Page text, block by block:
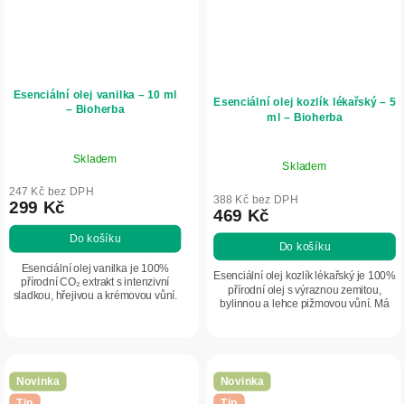
Esenciální olej vanilka – 10 ml
– Bioherba
Skladem
247 Kč bez DPH
299 Kč
Do košíku
Esenciální olej vanilka je 100%
přírodní CO₂ extrakt s intenzivní
sladkou, hřejivou a krémovou vůní.
Esenciální olej kozlík lékařský – 5
ml – Bioherba
Skladem
388 Kč bez DPH
469 Kč
Do košíku
Esenciální olej kozlík lékařský je 100%
přírodní olej s výraznou zemitou,
bylinnou a lehce pižmovou vůní. Má
Novinka
Novinka